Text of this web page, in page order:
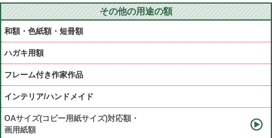
その他の用途の額
和額・色紙額・短冊額
ハガキ用額
フレーム付き作家作品
インテリア/ハンドメイド
OAサイズ(コピー用紙サイズ)対応額・
画用紙額